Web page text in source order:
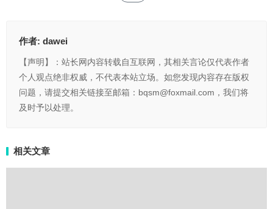
作者: dawei
【声明】：站长网内容转载自互联网，其相关言论仅代表作者
个人观点绝非权威，不代表本站立场。如您发现内容存在版权
问题，请提交相关链接至邮箱：bqsm@foxmail.com，我们将
及时予以处理。
相关文章